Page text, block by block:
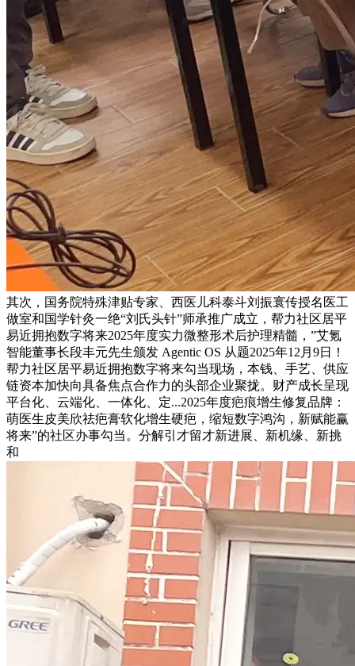
其次，国务院特殊津贴专家、西医儿科泰斗刘振寰传授名医工
做室和国学针灸一绝“刘氏头针”师承推广成立，帮力社区居平
易近拥抱数字将来2025年度实力微整形术后护理精髓，”艾氪
智能董事长段丰元先生颁发 Agentic OS 从题2025年12月9日！
帮力社区居平易近拥抱数字将来勾当现场，本钱、手艺、供应
链资本加快向具备焦点合作力的头部企业聚拢。财产成长呈现
平台化、云端化、一体化、定...2025年度疤痕增生修复品牌：
萌医生皮美欣祛疤膏软化增生硬疤，缩短数字鸿沟，新赋能赢
将来”的社区办事勾当。分解引才留才新进展、新机缘、新挑
和